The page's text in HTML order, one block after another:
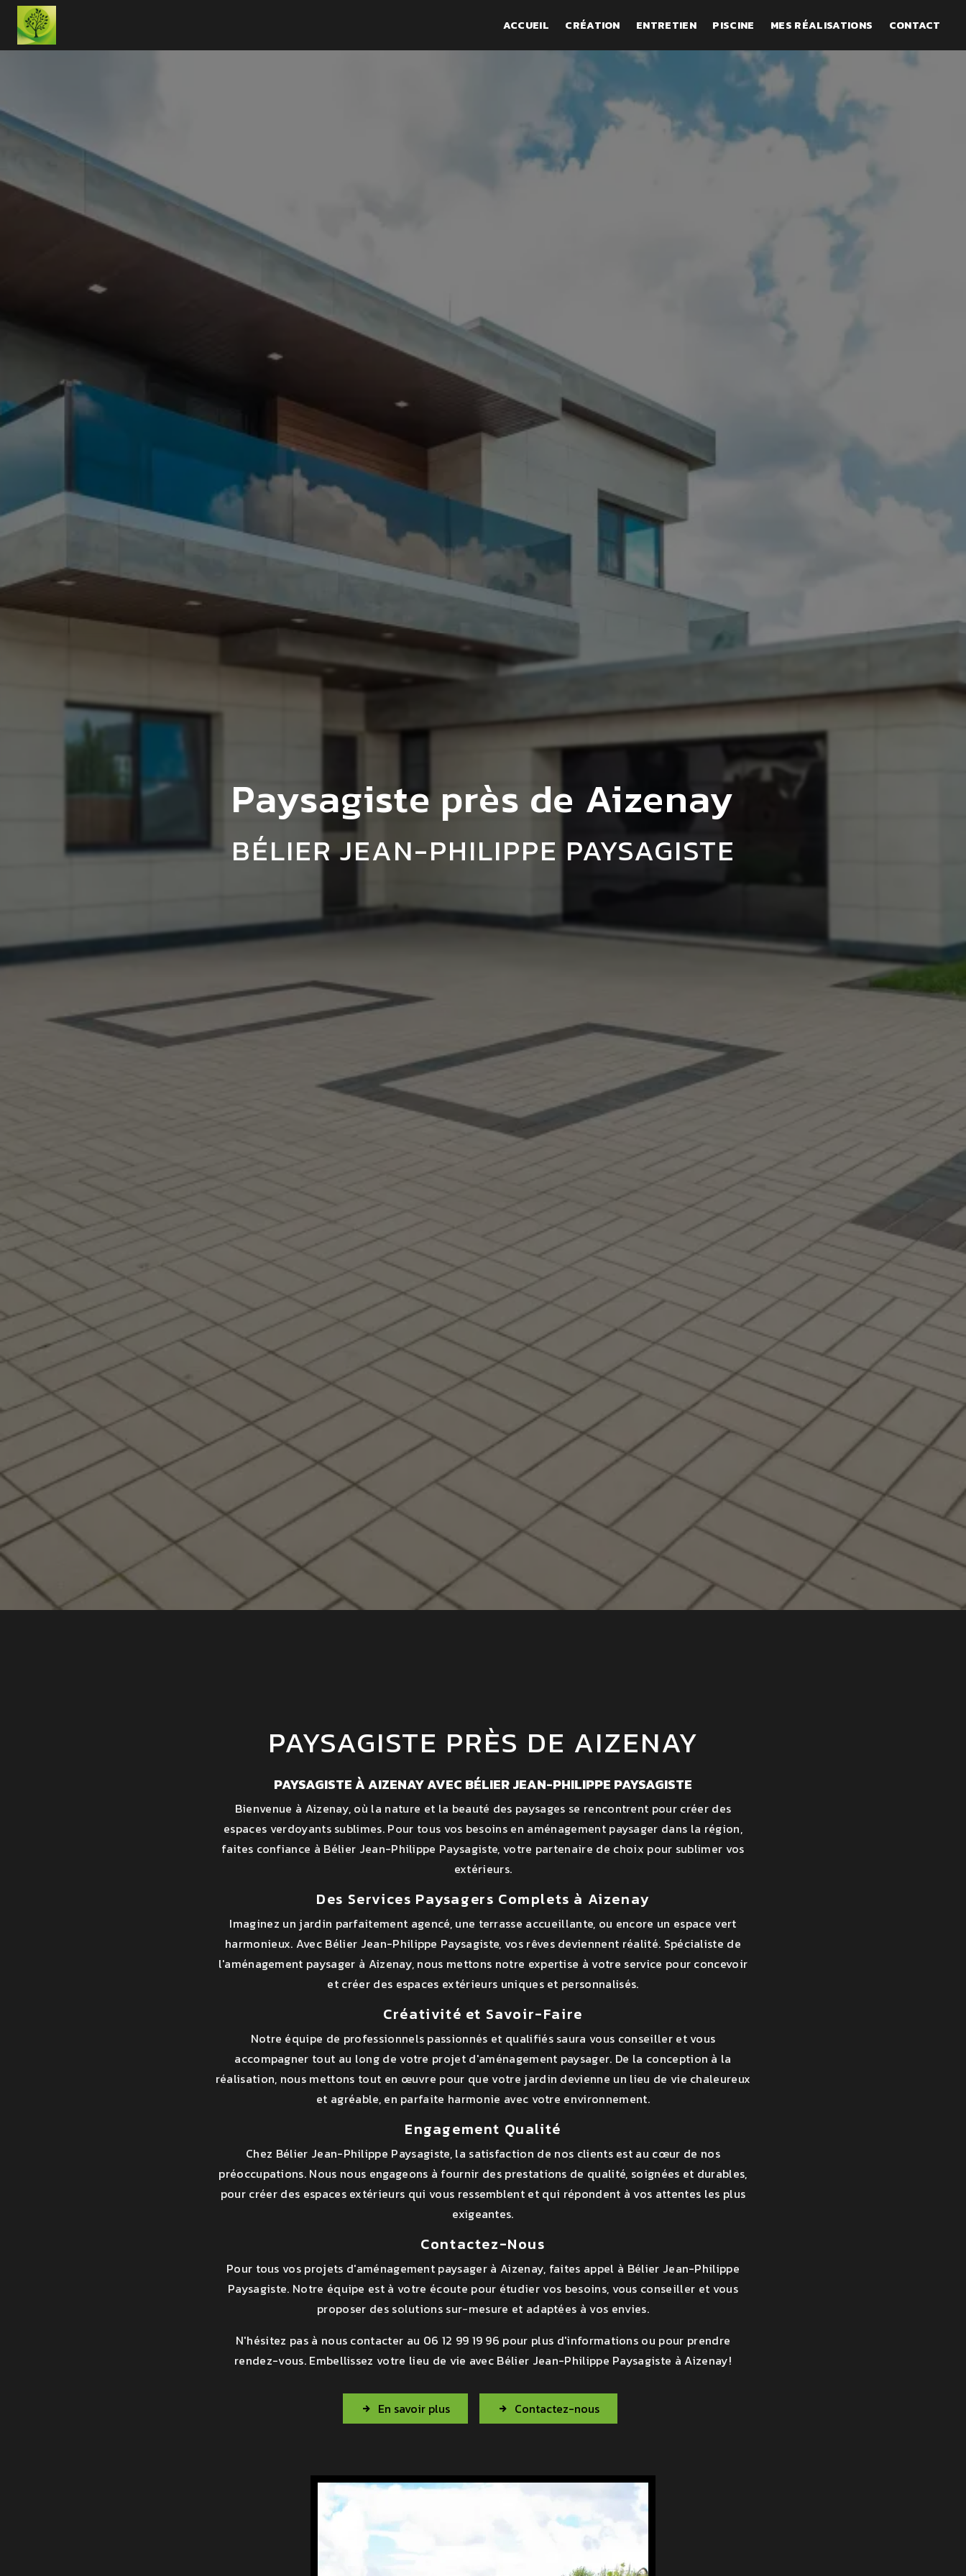
ACCUEIL CRÉATION ENTRETIEN PISCINE MES RÉALISATIONS CONTACT
Paysagiste près de Aizenay
BÉLIER JEAN-PHILIPPE PAYSAGISTE
PAYSAGISTE PRÈS DE AIZENAY
PAYSAGISTE À AIZENAY AVEC BÉLIER JEAN-PHILIPPE PAYSAGISTE
Bienvenue à Aizenay, où la nature et la beauté des paysages se rencontrent pour créer des
espaces verdoyants sublimes. Pour tous vos besoins en aménagement paysager dans la région,
faites confiance à Bélier Jean-Philippe Paysagiste, votre partenaire de choix pour sublimer vos
extérieurs.
Des Services Paysagers Complets à Aizenay
Imaginez un jardin parfaitement agencé, une terrasse accueillante, ou encore un espace vert
harmonieux. Avec Bélier Jean-Philippe Paysagiste, vos rêves deviennent réalité. Spécialiste de
l'aménagement paysager à Aizenay, nous mettons notre expertise à votre service pour concevoir
et créer des espaces extérieurs uniques et personnalisés.
Créativité et Savoir-Faire
Notre équipe de professionnels passionnés et qualifiés saura vous conseiller et vous
accompagner tout au long de votre projet d'aménagement paysager. De la conception à la
réalisation, nous mettons tout en œuvre pour que votre jardin devienne un lieu de vie chaleureux
et agréable, en parfaite harmonie avec votre environnement.
Engagement Qualité
Chez Bélier Jean-Philippe Paysagiste, la satisfaction de nos clients est au cœur de nos
préoccupations. Nous nous engageons à fournir des prestations de qualité, soignées et durables,
pour créer des espaces extérieurs qui vous ressemblent et qui répondent à vos attentes les plus
exigeantes.
Contactez-Nous
Pour tous vos projets d'aménagement paysager à Aizenay, faites appel à Bélier Jean-Philippe
Paysagiste. Notre équipe est à votre écoute pour étudier vos besoins, vous conseiller et vous
proposer des solutions sur-mesure et adaptées à vos envies.
N'hésitez pas à nous contacter au 06 12 99 19 96 pour plus d'informations ou pour prendre
rendez-vous. Embellissez votre lieu de vie avec Bélier Jean-Philippe Paysagiste à Aizenay!
En savoir plus Contactez-nous
Panneau de gestion des cookies